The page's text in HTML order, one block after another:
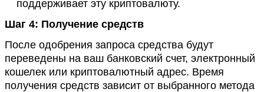
поддерживает эту криптовалюту​.
Шаг 4: Получение средств
После одобрения запроса средства будут
переведены на ваш банковский счет, электронный
кошелек или криптовалютный адрес. Время
получения средств зависит от выбранного метода